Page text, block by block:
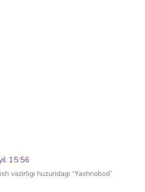
15:56
vazirligi huzuridagi “Yashnobod”